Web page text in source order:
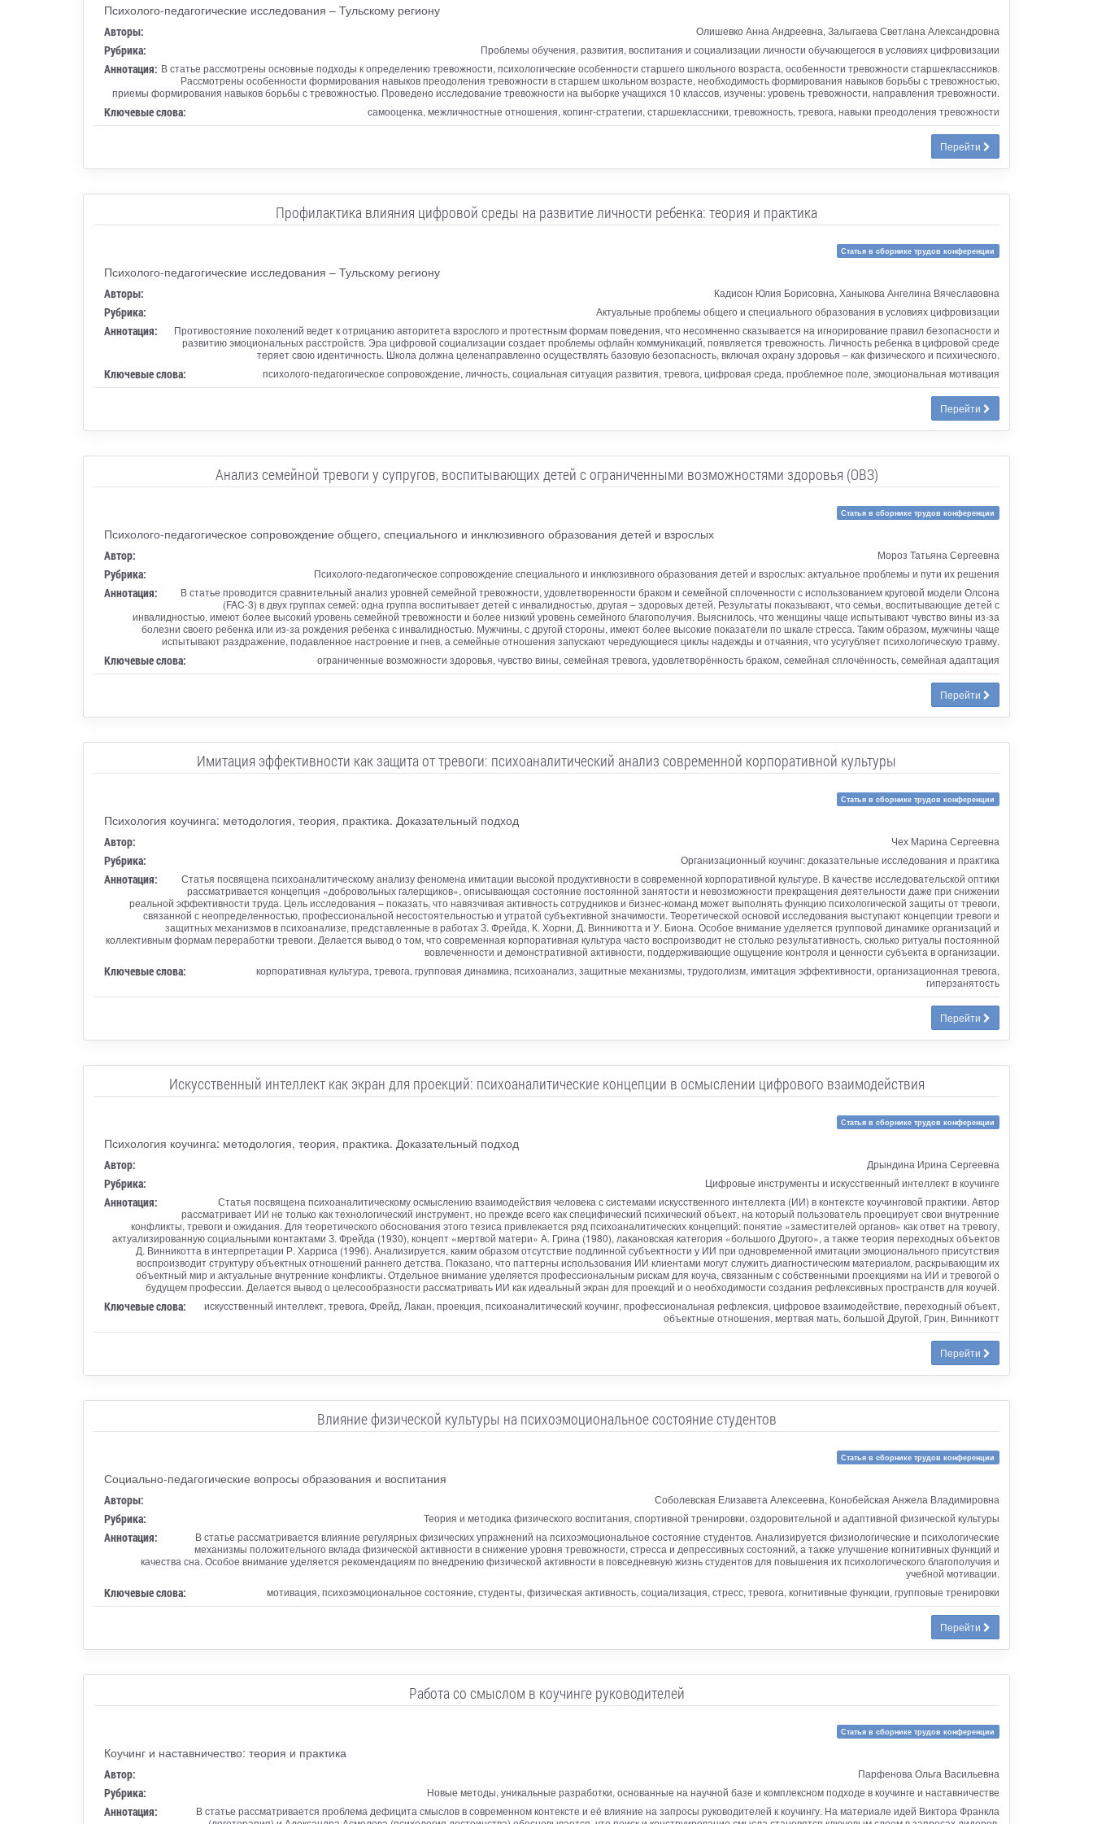
Психолого-педагогические исследования – Тульскому региону
Авторы: Олишевко Анна Андреевна, Залыгаева Светлана Александровна
Рубрика: Проблемы обучения, развития, воспитания и социализации личности обучающегося в условиях цифровизации
Аннотация: В статье рассмотрены основные подходы к определению тревожности, психологические особенности старшего школьного возраста, особенности тревожности старшеклассников.
Рассмотрены особенности формирования навыков преодоления тревожности в старшем школьном возрасте, необходимость формирования навыков борьбы с тревожностью,
приемы формирования навыков борьбы с тревожностью. Проведено исследование тревожности на выборке учащихся 10 классов, изучены: уровень тревожности, направления тревожности.
Ключевые слова: самооценка, межличностные отношения, копинг-стратегии, старшеклассники, тревожность, тревога, навыки преодоления тревожности
Перейти
Профилактика влияния цифровой среды на развитие личности ребенка: теория и практика
Статья в сборнике трудов конференции
Психолого-педагогические исследования – Тульскому региону
Авторы: Кадисон Юлия Борисовна, Ханыкова Ангелина Вячеславовна
Рубрика: Актуальные проблемы общего и специального образования в условиях цифровизации
Аннотация:
Противостояние поколений ведет к отрицанию авторитета взрослого и протестным формам поведения, что несомненно сказывается на игнорирование правил безопасности и
развитию эмоциональных расстройств. Эра цифровой социализации создает проблемы офлайн коммуникаций, появляется тревожность. Личность ребенка в цифровой среде
теряет свою идентичность. Школа должна целенаправленно осуществлять базовую безопасность, включая охрану здоровья – как физического и психического.
Ключевые слова: психолого-педагогическое сопровождение, личность, социальная ситуация развития, тревога, цифровая среда, проблемное поле, эмоциональная мотивация
Перейти
Анализ семейной тревоги у супругов, воспитывающих детей с ограниченными возможностями здоровья (ОВЗ)
Статья в сборнике трудов конференции
Психолого-педагогическое сопровождение общего, специального и инклюзивного образования детей и взрослых
Автор: Мороз Татьяна Сергеевна
Рубрика: Психолого-педагогическое сопровождение специального и инклюзивного образования детей и взрослых: актуальное проблемы и пути их решения
Аннотация:
В статье проводится сравнительный анализ уровней семейной тревожности, удовлетворенности браком и семейной сплоченности с использованием круговой модели Олсона
(FAC-3) в двух группах семей: одна группа воспитывает детей с инвалидностью, другая – здоровых детей. Результаты показывают, что семьи, воспитывающие детей с
инвалидностью, имеют более высокий уровень семейной тревожности и более низкий уровень семейного благополучия. Выяснилось, что женщины чаще испытывают чувство вины из-за
болезни своего ребенка или из-за рождения ребенка с инвалидностью. Мужчины, с другой стороны, имеют более высокие показатели по шкале стресса. Таким образом, мужчины чаще
испытывают раздражение, подавленное настроение и гнев, а семейные отношения запускают чередующиеся циклы надежды и отчаяния, что усугубляет психологическую травму.
Ключевые слова: ограниченные возможности здоровья, чувство вины, семейная тревога, удовлетворённость браком, семейная сплочённость, семейная адаптация
Перейти
Имитация эффективности как защита от тревоги: психоаналитический анализ современной корпоративной культуры
Статья в сборнике трудов конференции
Психология коучинга: методология, теория, практика. Доказательный подход
Автор: Чех Марина Сергеевна
Рубрика: Организационный коучинг: доказательные исследования и практика
Аннотация:
Статья посвящена психоаналитическому анализу феномена имитации высокой продуктивности в современной корпоративной культуре. В качестве исследовательской оптики
рассматривается концепция «добровольных галерщиков», описывающая состояние постоянной занятости и невозможности прекращения деятельности даже при снижении
реальной эффективности труда. Цель исследования – показать, что навязчивая активность сотрудников и бизнес-команд может выполнять функцию психологической защиты от тревоги,
связанной с неопределенностью, профессиональной несостоятельностью и утратой субъективной значимости. Теоретической основой исследования выступают концепции тревоги и
защитных механизмов в психоанализе, представленные в работах З. Фрейда, К. Хорни, Д. Винникотта и У. Биона. Особое внимание уделяется групповой динамике организаций и
коллективным формам переработки тревоги. Делается вывод о том, что современная корпоративная культура часто воспроизводит не столько результативность, сколько ритуалы постоянной
вовлеченности и демонстративной активности, поддерживающие ощущение контроля и ценности субъекта в организации.
Ключевые слова:
корпоративная культура, тревога, групповая динамика, психоанализ, защитные механизмы, трудоголизм, имитация эффективности, организационная тревога,
гиперзанятость
Перейти
Искусственный интеллект как экран для проекций: психоаналитические концепции в осмыслении цифрового взаимодействия
Статья в сборнике трудов конференции
Психология коучинга: методология, теория, практика. Доказательный подход
Автор: Дрындина Ирина Сергеевна
Рубрика: Цифровые инструменты и искусственный интеллект в коучинге
Аннотация:
Статья посвящена психоаналитическому осмыслению взаимодействия человека с системами искусственного интеллекта (ИИ) в контексте коучинговой практики. Автор
рассматривает ИИ не только как технологический инструмент, но прежде всего как специфический психический объект, на который пользователь проецирует свои внутренние
конфликты, тревоги и ожидания. Для теоретического обоснования этого тезиса привлекается ряд психоаналитических концепций: понятие «заместителей органов» как ответ на тревогу,
актуализированную социальными контактами З. Фрейда (1930), концепт «мертвой матери» А. Грина (1980), лакановская категория «большого Другого», а также теория переходных объектов
Д. Винникотта в интерпретации Р. Харриса (1996). Анализируется, каким образом отсутствие подлинной субъектности у ИИ при одновременной имитации эмоционального присутствия
воспроизводит структуру объектных отношений раннего детства. Показано, что паттерны использования ИИ клиентами могут служить диагностическим материалом, раскрывающим их
объектный мир и актуальные внутренние конфликты. Отдельное внимание уделяется профессиональным рискам для коуча, связанным с собственными проекциями на ИИ и тревогой о
будущем профессии. Делается вывод о целесообразности рассматривать ИИ как идеальный экран для проекций и о необходимости создания рефлексивных пространств для коучей.
Ключевые слова:
искусственный интеллект, тревога, Фрейд, Лакан, проекция, психоаналитический коучинг, профессиональная рефлексия, цифровое взаимодействие, переходный объект,
объектные отношения, мертвая мать, большой Другой, Грин, Винникотт
Перейти
Влияние физической культуры на психоэмоциональное состояние студентов
Статья в сборнике трудов конференции
Социально-педагогические вопросы образования и воспитания
Авторы: Соболевская Елизавета Алексеевна, Конобейская Анжела Владимировна
Рубрика: Теория и методика физического воспитания, спортивной тренировки, оздоровительной и адаптивной физической культуры
Аннотация:
В статье рассматривается влияние регулярных физических упражнений на психоэмоциональное состояние студентов. Анализируется физиологические и психологические
механизмы положительного вклада физической активности в снижение уровня тревожности, стресса и депрессивных состояний, а также улучшение когнитивных функций и
качества сна. Особое внимание уделяется рекомендациям по внедрению физической активности в повседневную жизнь студентов для повышения их психологического благополучия и
учебной мотивации.
Ключевые слова: мотивация, психоэмоциональное состояние, студенты, физическая активность, социализация, стресс, тревога, когнитивные функции, групповые тренировки
Перейти
Работа со смыслом в коучинге руководителей
Статья в сборнике трудов конференции
Коучинг и наставничество: теория и практика
Автор: Парфенова Ольга Васильевна
Рубрика: Новые методы, уникальные разработки, основанные на научной базе и комплексном подходе в коучинге и наставничестве
Аннотация:
В статье рассматривается проблема дефицита смыслов в современном контексте и её влияние на запросы руководителей к коучингу. На материале идей Виктора Франкла